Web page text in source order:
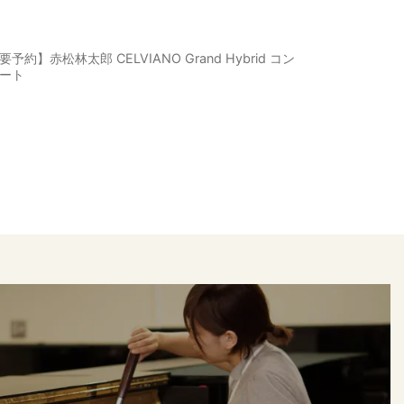
予約】赤松林太郎 CELVIANO Grand Hybrid コン
ト